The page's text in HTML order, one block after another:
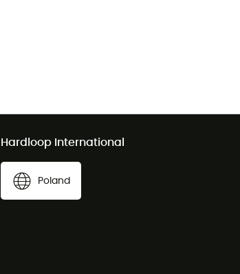
Hardloop International
Poland